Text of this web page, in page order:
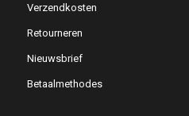
Verzendkosten
Retourneren
Nieuwsbrief
Betaalmethodes